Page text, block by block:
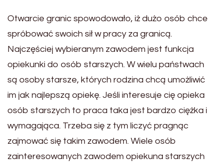
Otwarcie granic spowodowało, iż dużo osób chce
spróbować swoich sił w pracy za granicą.
Najczęściej wybieranym zawodem jest funkcja
opiekunki do osób starszych. W wielu państwach
są osoby starsze, których rodzina chcą umożliwić
im jak najlepszą opiekę. Jeśli interesuje cię opieka
osób starszych to praca taka jest bardzo ciężka i
wymagająca. Trzeba się z tym liczyć pragnąc
zajmować się takim zawodem. Wiele osób
zainteresowanych zawodem opiekuna starszych